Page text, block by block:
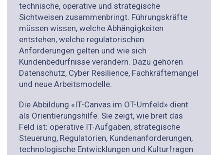
technische, operative und strategische
Sichtweisen zusammenbringt. Führungskräfte
müssen wissen, welche Abhängigkeiten
entstehen, welche regulatorischen
Anforderungen gelten und wie sich
Kundenbedürfnisse verändern. Dazu gehören
Datenschutz, Cyber Resilience, Fachkräftemangel
und neue Arbeitsmodelle.
Die Abbildung «IT-Canvas im OT-Umfeld» dient
als Orientierungshilfe. Sie zeigt, wie breit das
Feld ist: operative IT-Aufgaben, strategische
Steuerung, Regulatorien, Kundenanforderungen,
technologische Entwicklungen und Kulturfragen